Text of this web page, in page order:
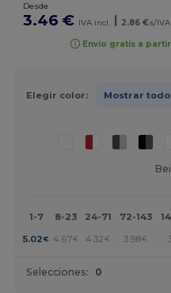
Desde
3.46 € IVA incl. 2.86 €s/IVA
Envío gratis a
Elegir color: Mostrar todo
1-7 8-23 24-71 72-143
5.02 € 4.67€ 4.32 € 3.98€
Selecciones: 0